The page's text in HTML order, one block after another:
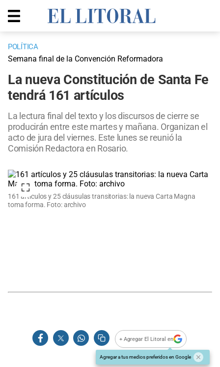
POLÍTICA
Semana final de la Convención Reformadora
La nueva Constitución de Santa Fe
tendrá 161 artículos
La lectura final del texto y los discursos de cierre se
producirán entre este martes y mañana. Organizan el
acto de jura del viernes. Este lunes se reunió la
Comisión Redactora en Rosario.
161 artículos y 25 cláusulas transitorias: la nueva Carta Magna
toma forma. Foto: archivo
+ Agregar El Litoral en
Agregar a tus medios preferidos en Google